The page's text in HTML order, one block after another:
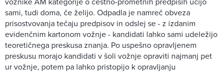
sami, tudi doma, če želijo. Odpadla je namreč obveza
prisostvovanja tečaju predpisov in odslej se - z izdanim
evidenčnim kartonom vožnje - kandidati lahko sami udeležijo
teoretičnega preskusa znanja. Po uspešno opravljenem
preskusu morajo kandidati v šoli vožnje opraviti najmanj pet
ur vožnje, potem pa lahko pristopijo k opravljanju